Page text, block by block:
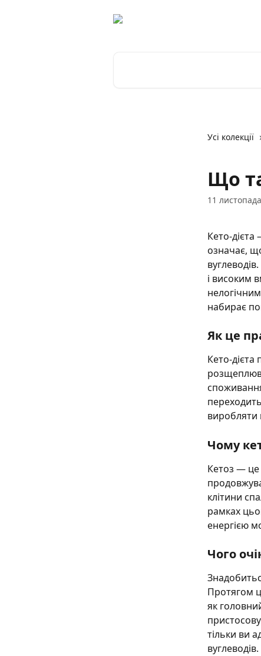
Усі колекції
Що
11
Кето-дієта
означає,
і високим
набирає
Як це
Кето-
виробляти
Чому
Кетоз —
клітини
рамках
енергією
Чого
Протягом
як
тільки ви
вуглеводів.